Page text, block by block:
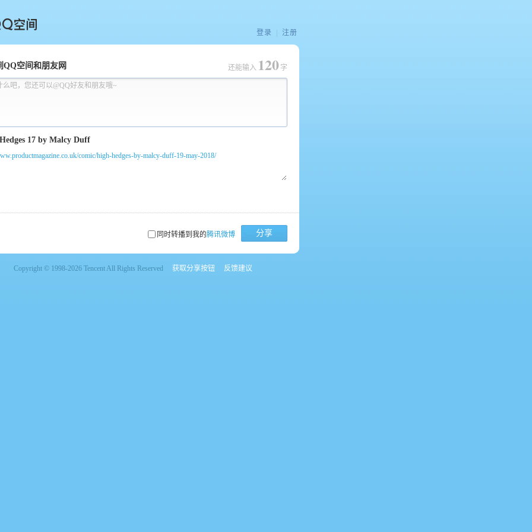
间
登录 注册
QQ空间和朋友网
么吧，您还可以@QQ好友和朋友哦~
还能输入 120 字
comic/high-hedges-by-malcy-duff-19-may-2018/
同时转播到我的腾讯微博 分享
Copyright © 1998-2026 Tencent All Rights Reserved 获取分享按钮 反馈建议